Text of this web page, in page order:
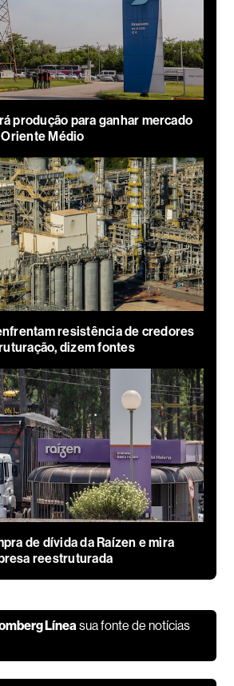
produção para ganhar mercado
Médio
resistência de credores
dizem fontes
de dívida da Raízen e mira
reestruturada
Líneasua fonte de notícias